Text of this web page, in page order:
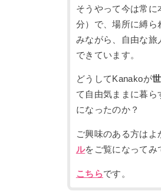
そうやって今は常に
分）で、場所に縛ら
みながら、自由な旅
できています。
どうしてKanakoが
て自由気ままに暮ら
になったのか？
ご興味のある方はよ
ルをご覧になってみ
こちらです。